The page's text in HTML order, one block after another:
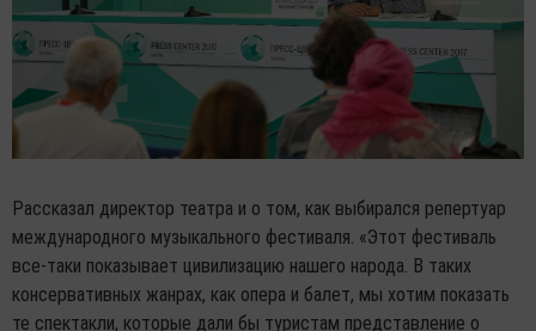
Рассказал директор театра и о том, как выбирался репертуар
международного музыкального фестиваля. «Этот фестиваль
все-таки показывает цивилизацию нашего народа. В таких
консервативных жанрах, как опера и балет, мы хотим показать
те спектакли, которые дали бы туристам представление о